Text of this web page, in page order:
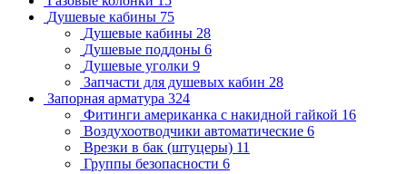
Душевые кабины 75
Душевые кабины 28
Душевые поддоны 6
Душевые уголки 9
Запчасти для душевых кабин 28
Запорная арматура 324
Фитинги американка с накидной гайкой 16
Воздухоотводчики автоматические 6
Врезки в бак (штуцеры) 11
Группы безопасности 6